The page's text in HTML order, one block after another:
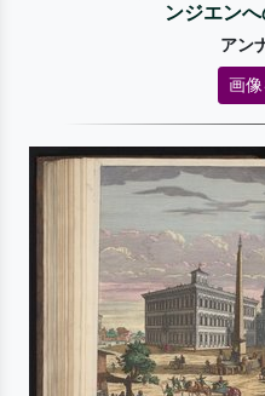
ンジエン
アン
画